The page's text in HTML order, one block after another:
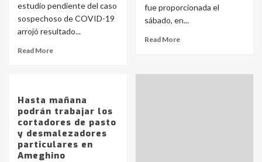
estudio pendiente del caso
sospechoso de COVID-19
arrojó resultado...
Read More
fue proporcionada el
sábado, en...
Read More
Hasta mañana
podrán trabajar los
cortadores de pasto
y desmalezadores
particulares en
Ameghino